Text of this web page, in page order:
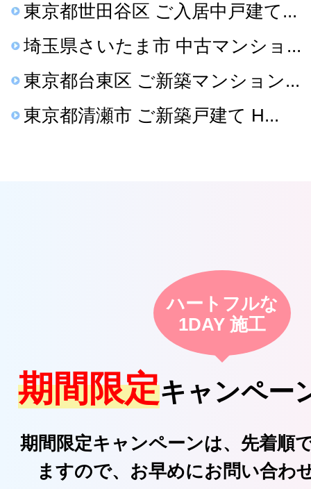
東京都世田谷区 ご入居中戸建て...
埼玉県さいたま市 中古マンショ...
東京都台東区 ご新築マンション...
東京都清瀬市 ご新築戸建て H...
ハートフルな
1DAY 施工
期間限定キャンペー
期間限定キャンペーンは、先着順
ますので、お早めにお問い合わ